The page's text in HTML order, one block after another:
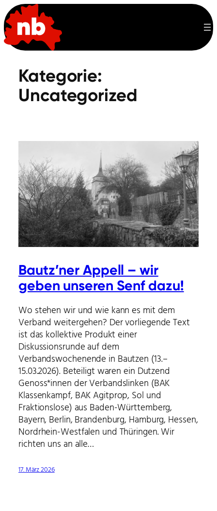
Zum
Inhalt
springen
Kategorie:
Uncategorized
Bautz’ner Appell – wir
geben unseren Senf dazu!
Wo stehen wir und wie kann es mit dem
Verband weitergehen? Der vorliegende Text
ist das kollektive Produkt einer
Diskussionsrunde auf dem
Verbandswochenende in Bautzen (13.–
15.03.2026). Beteiligt waren ein Dutzend
Genoss*innen der Verbandslinken (BAK
Klassenkampf, BAK Agitprop, Sol und
Fraktionslose) aus Baden-Württemberg,
Bayern, Berlin, Brandenburg, Hamburg, Hessen,
Nordrhein-Westfalen und Thüringen. Wir
richten uns an alle…
17. März 2026